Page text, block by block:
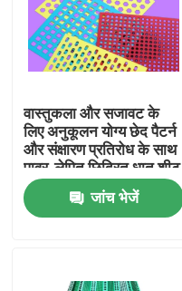
घर
वास्तुकला और सजावट के
लिए अनुकूलन योग्य छेद पैटर्न
और संक्षारण प्रतिरोध के साथ
पावर-लेपित छिद्रित धातु शीट
जांच भेजें